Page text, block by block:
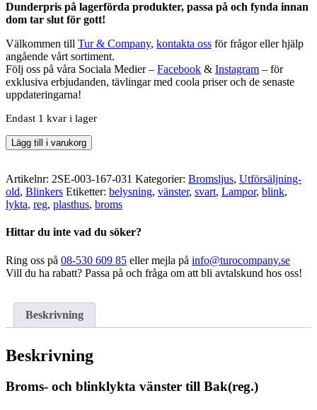
Dunderpris på lagerförda produkter, passa på och fynda innan
dom tar slut för gott!
Välkommen till Tur & Company, kontakta oss för frågor eller hjälp
angående vårt sortiment.
Följ oss på våra Sociala Medier – Facebook & Instagram – för
exklusiva erbjudanden, tävlingar med coola priser och de senaste
uppdateringarna!
Endast 1 kvar i lager
Broms-
och
vänster
till
Bak(reg.)
Lägg till i varukorg
Artikelnr: 2SE-003-167-031 Kategorier: Bromsljus, Utförsäljning-
old, Blinkers Etiketter: belysning, vänster, svart, Lampor, blink,
lykta, reg, plasthus, broms
Hittar du inte vad du söker?
Ring oss på 08-530 609 85 eller mejla på info@turocompany.se
Vill du ha rabatt? Passa på och fråga om att bli avtalskund hos oss!
Beskrivning
Beskrivning
Broms- och blinklykta vänster till Bak(reg.)